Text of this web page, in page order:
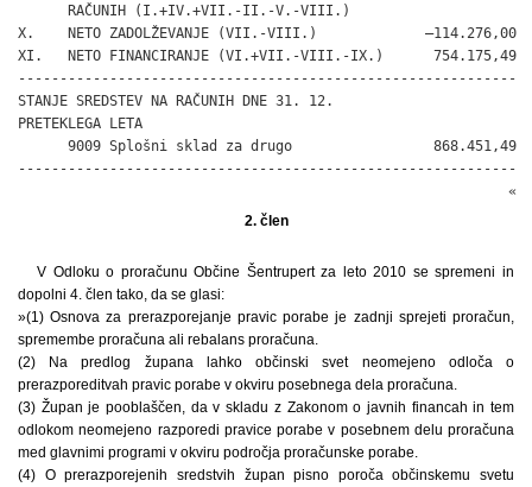
      RAČUNIH (I.+IV.+VII.-II.-V.-VIII.)
X.    NETO ZADOLŽEVANJE (VII.-VIII.)             –114.276,00
XI.   NETO FINANCIRANJE (VI.+VII.-VIII.-IX.)      754.175,49
------------------------------------------------------------
STANJE SREDSTEV NA RAČUNIH DNE 31. 12.
PRETEKLEGA LETA
      9009 Splošni sklad za drugo                 868.451,49
------------------------------------------------------------
                                                           «
2. člen
V Odloku o proračunu Občine Šentrupert za leto 2010 se spremeni in
dopolni 4. člen tako, da se glasi:
»(1) Osnova za prerazporejanje pravic porabe je zadnji sprejeti proračun,
spremembe proračuna ali rebalans proračuna.
(2) Na predlog župana lahko občinski svet neomejeno odloča o
prerazporeditvah pravic porabe v okviru posebnega dela proračuna.
(3) Župan je pooblaščen, da v skladu z Zakonom o javnih financah in tem
odlokom neomejeno razporedi pravice porabe v posebnem delu proračuna
med glavnimi programi v okviru področja proračunske porabe.
(4) O prerazporejenih sredstvih župan pisno poroča občinskemu svetu